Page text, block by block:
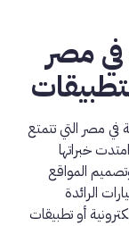
مصر
مصر التي تتمتع
خبراتها
المواقع
الرائدة
أو تطبيقات